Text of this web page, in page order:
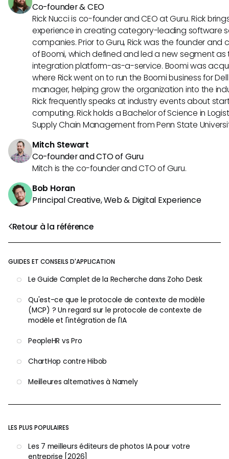
Retour à la référence
GUIDES ET CONSEILS D'APPLICATION
Le Guide Complet de la Recherche dans Zoho Desk
Qu'est-ce que le protocole de contexte de modèle
(MCP) ? Un regard sur le protocole de contexte de
modèle et l'intégration de l'IA
PeopleHR vs Pro
ChartHop contre Hibob
Meilleures alternatives à Namely
LES PLUS POPULAIRES
Les 7 meilleurs éditeurs de photos IA pour votre
entreprise [2026]
Co-founder & CEO
Rick Nucci is co-founder and CEO at Guru. Rick
experience in creating category-leading software
companies. Prior to Guru, Rick was the founder
of Boomi, which defined and led a new segment
integration platform-as-a-service. Boomi was
where Rick went on to run the Boomi business for
manager, helping grow the organization into the
Rick frequently speaks at industry events about
computing. Rick holds a Bachelor of Science in
Supply Chain Management from Penn State
Mitch Stewart
Co-founder and CTO of Guru
Mitch is the co-founder and CTO of Guru.
Bob Horan
Principal Creative, Web & Digital Experience